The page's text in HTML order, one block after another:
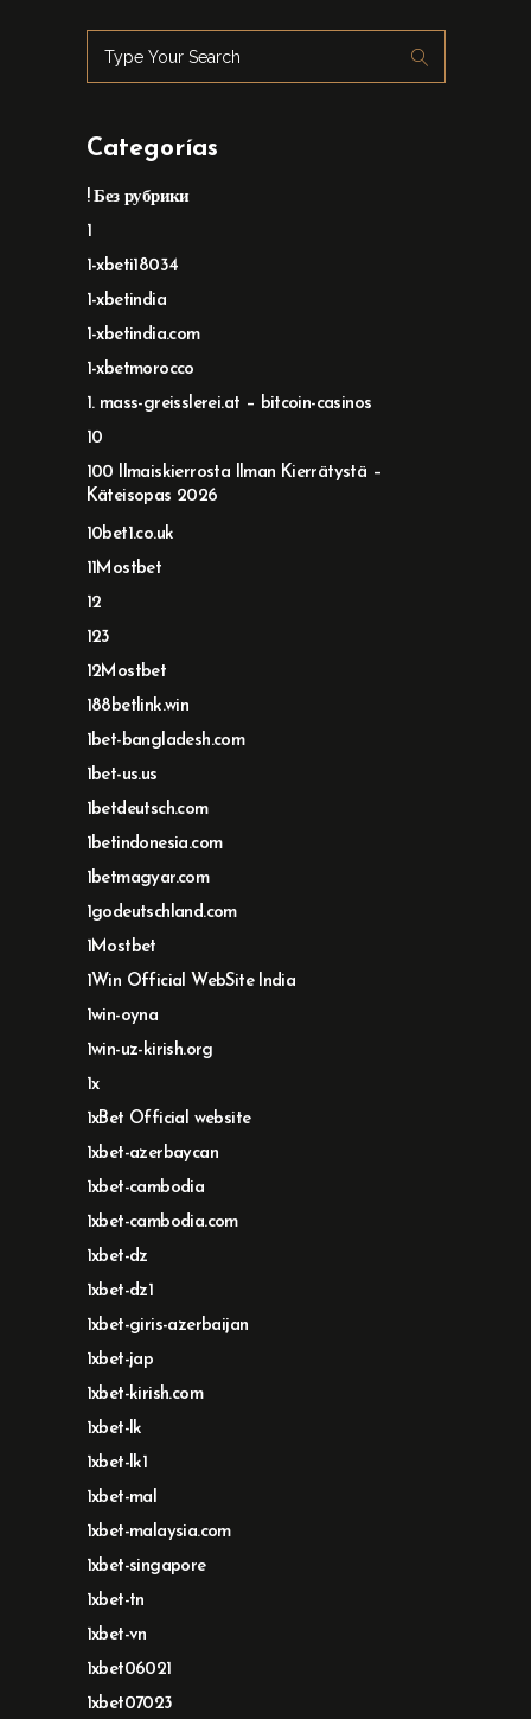
Categorías
! Без рубрики
1
1-xbeti18034
1-xbetindia
1-xbetindia.com
1-xbetmorocco
1. mass-greisslerei.at – bitcoin-casinos
10
100 Ilmaiskierrosta Ilman Kierrätystä –
Käteisopas 2026
10bet1.co.uk
11Mostbet
12
123
12Mostbet
188betlink.win
1bet-bangladesh.com
1bet-us.us
1betdeutsch.com
1betindonesia.com
1betmagyar.com
1godeutschland.com
1Mostbet
1Win Official WebSite India
1win-oyna
1win-uz-kirish.org
1x
1xBet Official website
1xbet-azerbaycan
1xbet-cambodia
1xbet-cambodia.com
1xbet-dz
1xbet-dz1
1xbet-giris-azerbaijan
1xbet-jap
1xbet-kirish.com
1xbet-lk
1xbet-lk1
1xbet-mal
1xbet-malaysia.com
1xbet-singapore
1xbet-tn
1xbet-vn
1xbet06021
1xbet07023